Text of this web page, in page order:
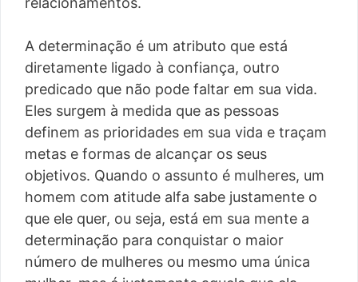
A determinação é um atributo que está
diretamente ligado à confiança, outro
predicado que não pode faltar em sua vida.
Eles surgem à medida que as pessoas
definem as prioridades em sua vida e traçam
metas e formas de alcançar os seus
objetivos. Quando o assunto é mulheres, um
homem com atitude alfa sabe justamente o
que ele quer, ou seja, está em sua mente a
determinação para conquistar o maior
número de mulheres ou mesmo uma única